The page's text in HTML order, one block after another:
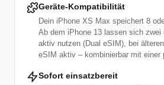
Geräte-Kompatibilität
Dein iPhone XS Max speichert 8
Ab dem iPhone 13 lassen sich
aktiv nutzen (Dual eSIM), bei
eSIM aktiv – kombinierbar mit einer
Sofort einsatzbereit